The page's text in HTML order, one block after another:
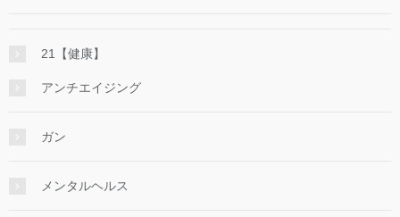
21【健康】
アンチエイジング
ガン
メンタルヘルス